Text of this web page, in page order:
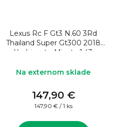
Lexus Rc F Gt3 N.60 3Rd
Thailand Super Gt300 2018
Yoshimoto-Miyata 1:43
Na externom sklade
147,90 €
Jednotková
147,90 € / 1 ks